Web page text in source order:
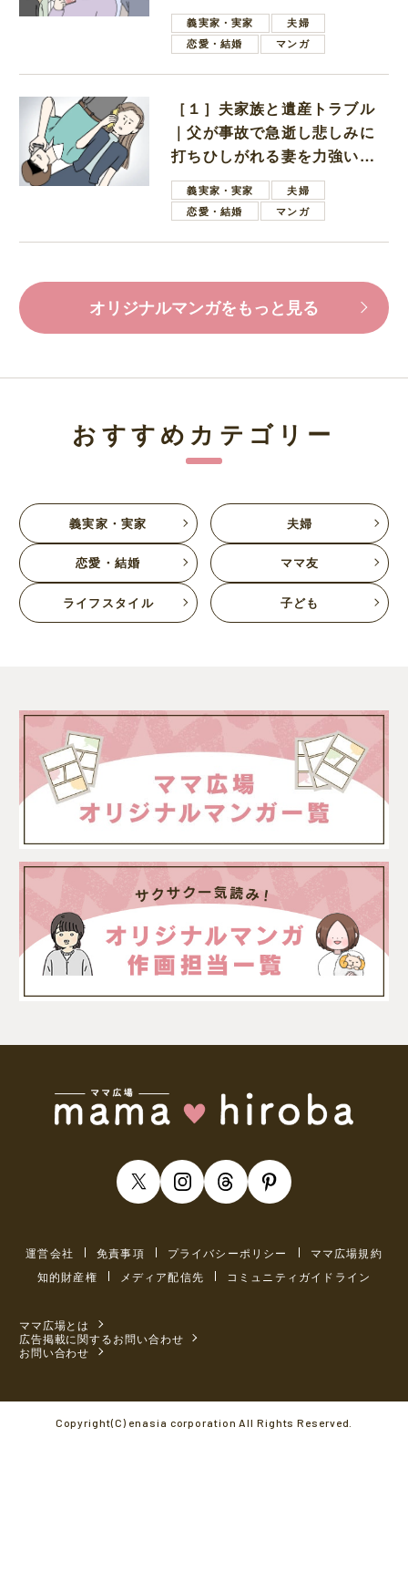
母義実家・実家
夫婦
恋愛・結婚
マンガ
［１］夫家族と遺産トラブル
｜父が事故で急逝し悲しみに
打ちひしがれる妻を力強い言
葉で励ます夫
義実家・実家
夫婦
恋愛・結婚
マンガ
オリジナルマンガをもっと見る
おすすめカテゴリー
義実家・実家 夫婦
恋愛・結婚 ママ友
ライフスタイル 子ども
運営会社 免責事項 プライバシーポリシー
ママ広場規約
知的財産権
メディア配信先 コミュニティガイドライン
ママ広場とは
広告掲載に関するお問い合わせ
お問い合わせ
Copyright(C) enasia corporation All Rights Reserved.